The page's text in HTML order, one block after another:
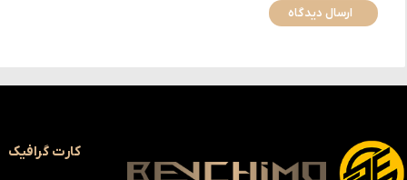
کارت گرافیک